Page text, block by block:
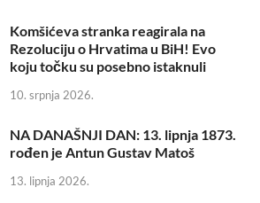
Komšićeva stranka reagirala na
Rezoluciju o Hrvatima u BiH! Evo
koju točku su posebno istaknuli
10. srpnja 2026.
NA DANAŠNJI DAN: 13. lipnja 1873.
rođen je Antun Gustav Matoš
13. lipnja 2026.